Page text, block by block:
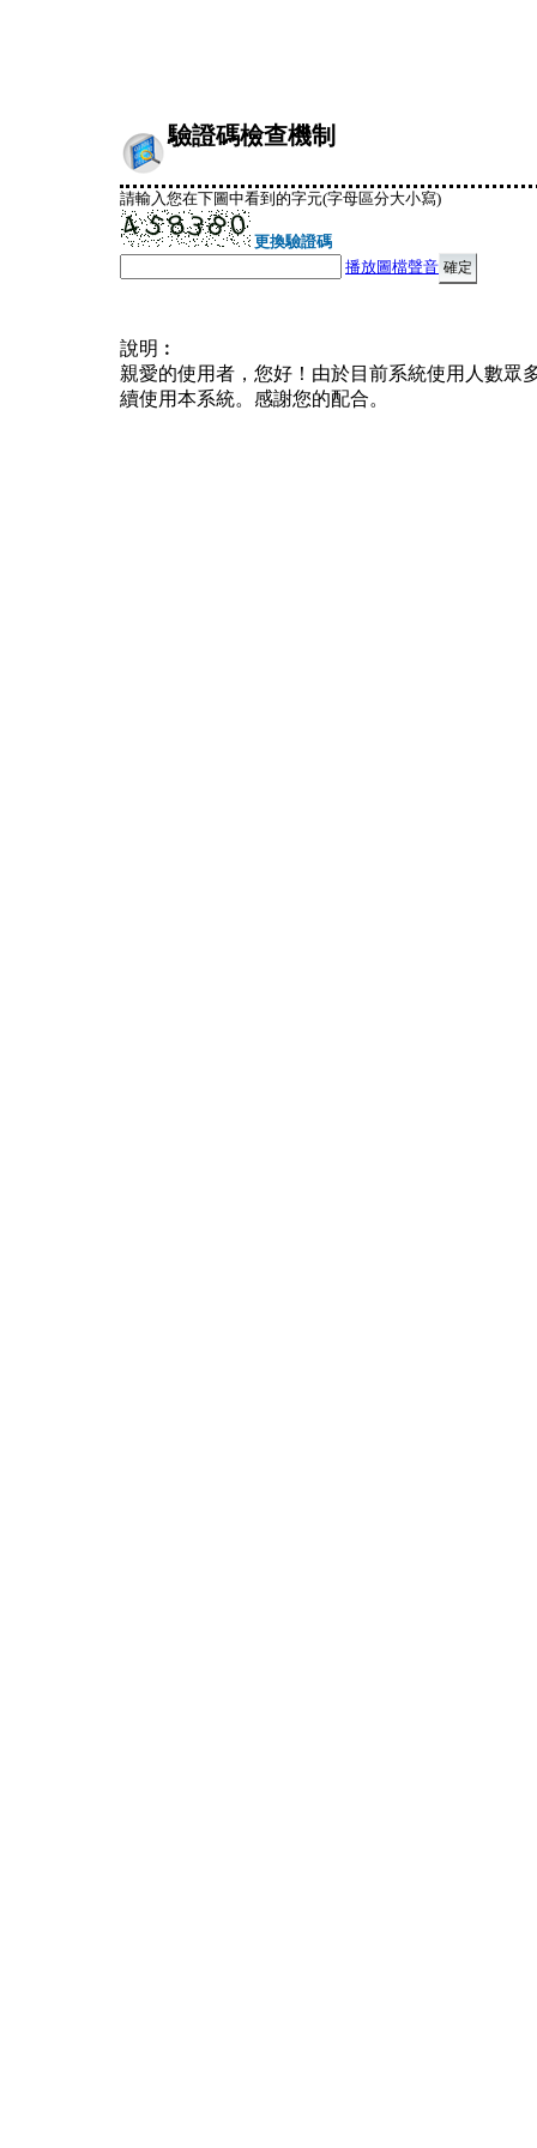
驗證碼檢查機制
請輸入您在下圖中看到的字元(字母區分大小寫)
更換驗證碼
播放圖檔聲音
說明︰
親愛的使用者，您好！由於目前系統使用人數眾
續使用本系統。感謝您的配合。